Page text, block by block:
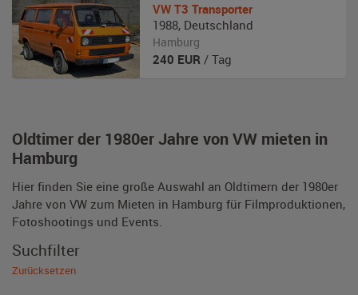
Oldtimer der 1980er Jahre von VW mieten in
Hamburg
Hier finden Sie eine große Auswahl an Oldtimern der 1980er
Jahre von VW zum Mieten in Hamburg für Filmproduktionen,
Fotoshootings und Events.
VW T3 Transporter
1988, Deutschland
Hamburg
240 EUR / Tag
Suchfilter
Zurücksetzen